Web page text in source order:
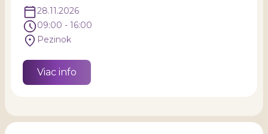
28.11.2026
09:00 - 16:00
Pezinok
Viac info